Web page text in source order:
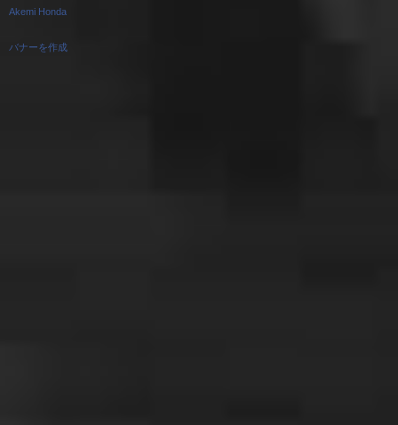
Akemi Honda
バナーを作成